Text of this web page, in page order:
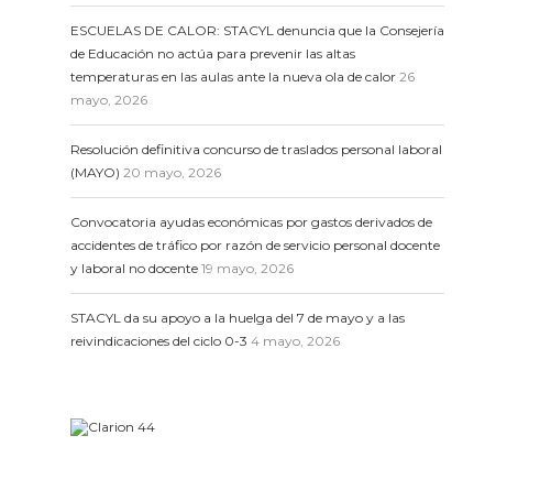
ESCUELAS DE CALOR: STACYL denuncia que la Consejería
de Educación no actúa para prevenir las altas
temperaturas en las aulas ante la nueva ola de calor 26
mayo, 2026
Resolución definitiva concurso de traslados personal laboral
(MAYO) 20 mayo, 2026
Convocatoria ayudas económicas por gastos derivados de
accidentes de tráfico por razón de servicio personal docente
y laboral no docente 19 mayo, 2026
STACYL da su apoyo a la huelga del 7 de mayo y a las
reivindicaciones del ciclo 0-3 4 mayo, 2026